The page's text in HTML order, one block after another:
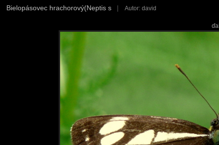
Bielopásovec hrachorový(Neptis s | Autor: david